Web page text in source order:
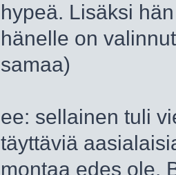
hypeä. Lisäksi
hänelle on
samaa)
ee: sellainen tuli
täyttäviä
montaa edes ole.